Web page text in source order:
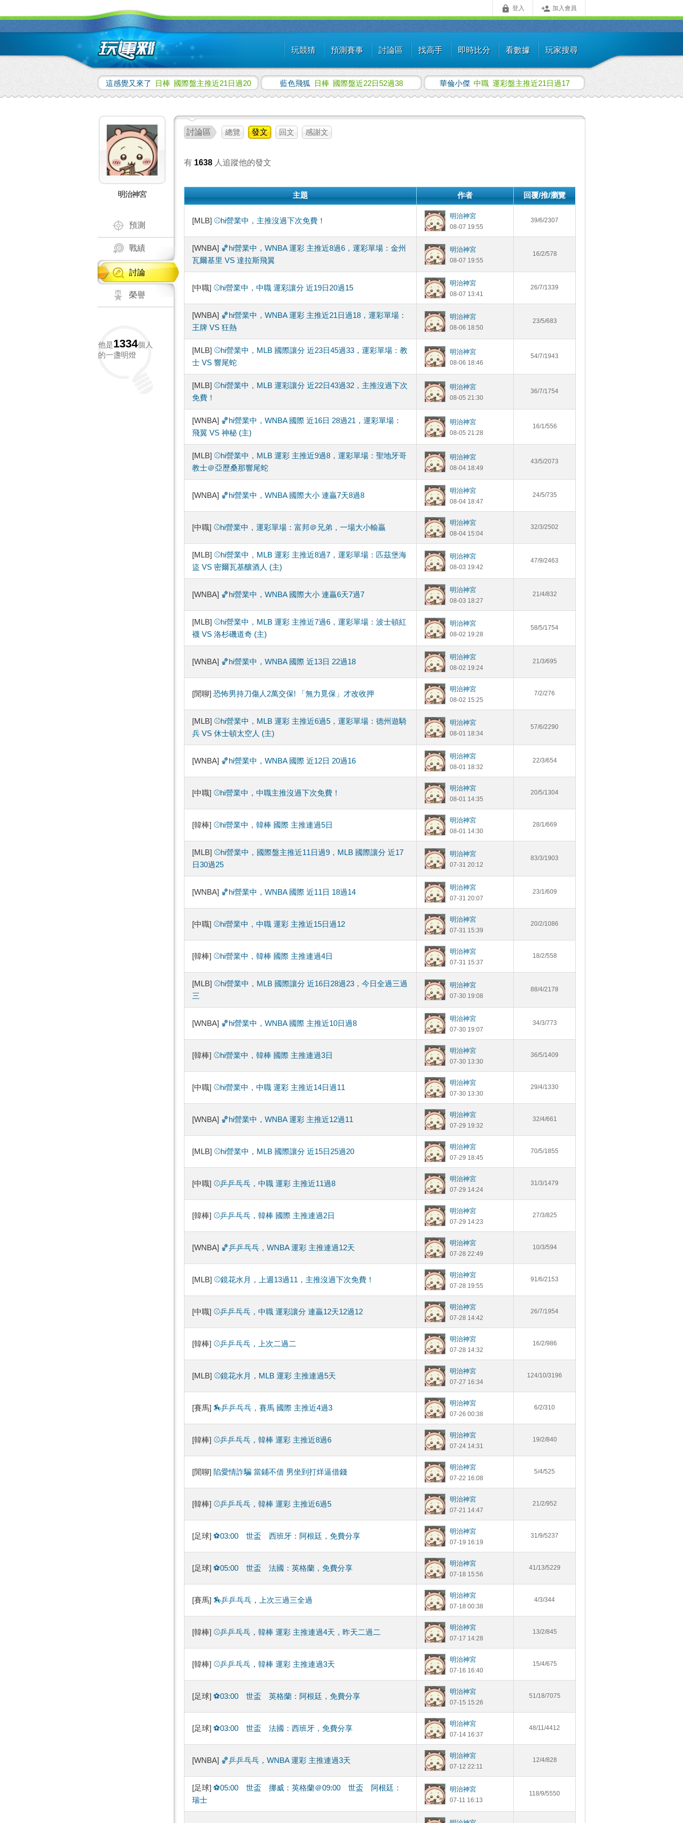
玩競猜 預測賽事 討論區 找高手 即時比分 看數據 玩家搜尋
 登入  加入會員
這感覺又來了 日棒 國際盤主推近21日過20 藍色飛狐 日棒 國際盤近22日52過38 華倫小傑 中職 運彩盤主推近21日過17
明治神宮
預測
戰績
討論
榮譽
他是1334個人
的一盞明燈
討論區 總覽 發文 回文 感謝文
有 1638 人追蹤他的發文
主題 作者 回覆/推/瀏覽
[MLB] ⚾️hi營業中，主推沒過下次免費！
明治神宮
08-07 19:55
39/6/2307
[WNBA] 🏀hi營業中，WNBA 運彩 主推近8過6，運彩單場：金州
瓦爾基里 VS 達拉斯飛翼
明治神宮
08-07 19:55
16/2/578
[中職] ⚾️hi營業中，中職 運彩讓分 近19日20過15
明治神宮
08-07 13:41
26/7/1339
[WNBA] 🏀hi營業中，WNBA 運彩 主推近21日過18，運彩單場：
王牌 VS 狂熱
明治神宮
08-06 18:50
23/5/683
[MLB] ⚾️hi營業中，MLB 國際讓分 近23日45過33，運彩單場：教
士 VS 響尾蛇
明治神宮
08-06 18:46
54/7/1943
[MLB] ⚾️hi營業中，MLB 運彩讓分 近22日43過32，主推沒過下次
免費！
明治神宮
08-05 21:30
36/7/1754
[WNBA] 🏀hi營業中，WNBA 國際 近16日 28過21，運彩單場：
飛翼 VS 神秘 (主)
明治神宮
08-05 21:28
16/1/556
[MLB] ⚾️hi營業中，MLB 運彩 主推近9過8，運彩單場：聖地牙哥
教士＠亞歷桑那響尾蛇
明治神宮
08-04 18:49
43/5/2073
[WNBA] 🏀hi營業中，WNBA 國際大小 連贏7天8過8
明治神宮
08-04 18:47
24/5/735
[中職] ⚾️hi營業中，運彩單場：富邦＠兄弟，一場大小輸贏
明治神宮
08-04 15:04
32/3/2502
[MLB] ⚾️hi營業中，MLB 運彩 主推近8過7，運彩單場：匹茲堡海
盜 VS 密爾瓦基釀酒人 (主)
明治神宮
08-03 19:42
47/9/2463
[WNBA] 🏀hi營業中，WNBA 國際大小 連贏6天7過7
明治神宮
08-03 18:27
21/4/832
[MLB] ⚾️hi營業中，MLB 運彩 主推近7過6，運彩單場：波士頓紅
襪 VS 洛杉磯道奇 (主)
明治神宮
08-02 19:28
58/5/1754
[WNBA] 🏀hi營業中，WNBA 國際 近13日 22過18
明治神宮
08-02 19:24
21/3/695
[閒聊] 恐怖男持刀傷人2萬交保! 「無力覓保」才改收押
明治神宮
08-02 15:25
7/2/276
[MLB] ⚾️hi營業中，MLB 運彩 主推近6過5，運彩單場：德州遊騎
兵 VS 休士頓太空人 (主)
明治神宮
08-01 18:34
57/6/2290
[WNBA] 🏀hi營業中，WNBA 國際 近12日 20過16
明治神宮
08-01 18:32
22/3/654
[中職] ⚾️hi營業中，中職主推沒過下次免費！
明治神宮
08-01 14:35
20/5/1304
[韓棒] ⚾️hi營業中，韓棒 國際 主推連過5日
明治神宮
08-01 14:30
28/1/669
[MLB] ⚾️hi營業中，國際盤主推近11日過9，MLB 國際讓分 近17
日30過25
明治神宮
07-31 20:12
83/3/1903
[WNBA] 🏀hi營業中，WNBA 國際 近11日 18過14
明治神宮
07-31 20:07
23/1/609
[中職] ⚾️hi營業中，中職 運彩 主推近15日過12
明治神宮
07-31 15:39
20/2/1086
[韓棒] ⚾️hi營業中，韓棒 國際 主推連過4日
明治神宮
07-31 15:37
18/2/558
[MLB] ⚾️hi營業中，MLB 國際讓分 近16日28過23，今日全過三過
三
明治神宮
07-30 19:08
88/4/2178
[WNBA] 🏀hi營業中，WNBA 國際 主推近10日過8
明治神宮
07-30 19:07
34/3/773
[韓棒] ⚾️hi營業中，韓棒 國際 主推連過3日
明治神宮
07-30 13:30
36/5/1409
[中職] ⚾️hi營業中，中職 運彩 主推近14日過11
明治神宮
07-30 13:30
29/4/1330
[WNBA] 🏀hi營業中，WNBA 運彩 主推近12過11
明治神宮
07-29 19:32
32/4/661
[MLB] ⚾️hi營業中，MLB 國際讓分 近15日25過20
明治神宮
07-29 18:45
70/5/1855
[中職] ⚾️乒乒乓乓，中職 運彩 主推近11過8
明治神宮
07-29 14:24
31/3/1479
[韓棒] ⚾️乒乒乓乓，韓棒 國際 主推連過2日
明治神宮
07-29 14:23
27/3/825
[WNBA] 🏀乒乒乓乓，WNBA 運彩 主推連過12天
明治神宮
07-28 22:49
10/3/594
[MLB] ⚾️鏡花水月，上週13過11，主推沒過下次免費！
明治神宮
07-28 19:55
91/6/2153
[中職] ⚾️乒乒乓乓，中職 運彩讓分 連贏12天12過12
明治神宮
07-28 14:42
26/7/1954
[韓棒] ⚾️乒乒乓乓，上次二過二
明治神宮
07-28 14:32
16/2/986
[MLB] ⚾️鏡花水月，MLB 運彩 主推連過5天
明治神宮
07-27 16:34
124/10/3196
[賽馬] 🏇乒乒乓乓，賽馬 國際 主推近4過3
明治神宮
07-26 00:38
6/2/310
[韓棒] ⚾️乒乒乓乓，韓棒 運彩 主推近8過6
明治神宮
07-24 14:31
19/2/840
[閒聊] 陷愛情詐騙 當鋪不借 男坐到打烊逼借錢
明治神宮
07-22 16:08
5/4/525
[韓棒] ⚾️乒乒乓乓，韓棒 運彩 主推近6過5
明治神宮
07-21 14:47
21/2/952
[足球] ⚽️03:00 世盃 西班牙：阿根廷，免費分享
明治神宮
07-19 16:19
31/9/5237
[足球] ⚽️05:00 世盃 法國：英格蘭，免費分享
明治神宮
07-18 15:56
41/13/5229
[賽馬] 🏇乒乒乓乓，上次三過三全過
明治神宮
07-18 00:38
4/3/344
[韓棒] ⚾️乒乒乓乓，韓棒 運彩 主推連過4天，昨天二過二
明治神宮
07-17 14:28
13/2/845
[韓棒] ⚾️乒乒乓乓，韓棒 運彩 主推連過3天
明治神宮
07-16 16:40
15/4/675
[足球] ⚽️03:00 世盃 英格蘭：阿根廷，免費分享
明治神宮
07-15 15:26
51/18/7075
[足球] ⚽️03:00 世盃 法國：西班牙，免費分享
明治神宮
07-14 16:37
48/11/4412
[WNBA] 🏀乒乒乓乓，WNBA 運彩 主推連過3天
明治神宮
07-12 22:11
12/4/828
[足球] ⚽️05:00 世盃 挪威：英格蘭＠09:00 世盃 阿根廷：
瑞士
明治神宮
07-11 16:13
118/9/5550